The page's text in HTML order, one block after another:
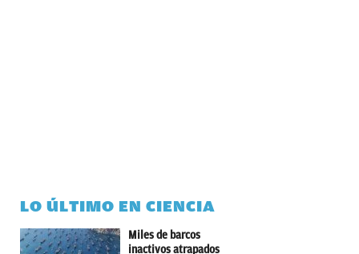
LO ÚLTIMO EN CIENCIA
Miles de barcos
inactivos atrapados